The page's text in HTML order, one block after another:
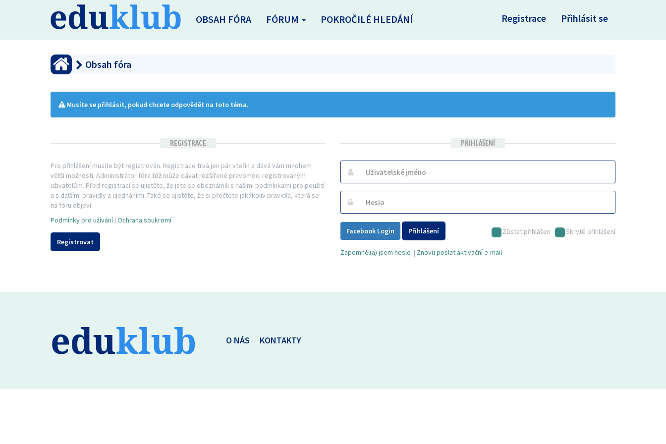
OBSAH FÓRA FÓRUM POKROČILÉ HLEDÁNÍ Registrace Přihlásit se
Obsah fóra
Musíte se přihlásit, pokud chcete odpovědět na toto téma.
REGISTRACE
Pro přihlášení musíte být registrován. Registrace trvá jen pár vteřin a dává vám mnohem
větší možnosti. Administrátor fóra též může dávat rozšířené pravomoci registrovaným
uživatelům. Před registrací se ujistěte, že jste se obeznámili s našimi podmínkami pro použití
a s dalšími pravidly a ujednáními. Také se ujistěte, že si přečtete jakákoliv pravidla, která se
na fóru objeví.
Podmínky pro užívání| Ochrana soukromí
Registrovat
PŘIHLÁŠENÍ
Uživatelské
jméno:
Heslo:
Zůstat přihlášen Skryté přihlášení
Facebook Login Přihlášení
Zapomněl(a) jsem heslo | Znovu poslat aktivační e-mail
eduklub O NÁS KONTAKTY